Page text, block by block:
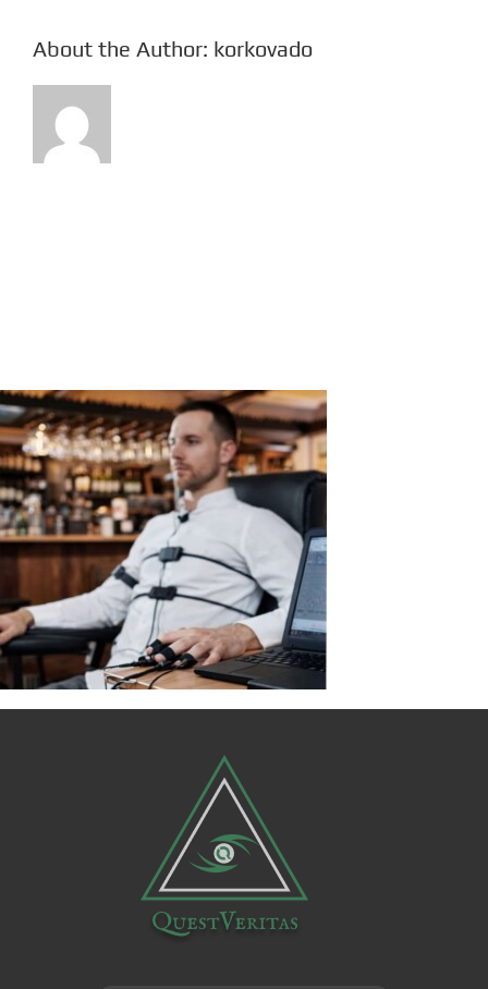
About the Author: korkovado